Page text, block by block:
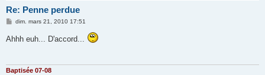
Re: Penne perdue
M
s
dim. mars 21, 2010 17:51
Ahhh euh... D'accord...
Baptisée 07-08